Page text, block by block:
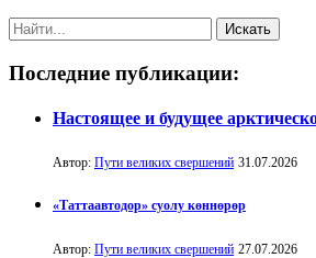
Последние публикации:
Настоящее и будущее
Автор: Пути великих свершений 31.07.2026
«Таттаавтодор» суолу көннөрөр
Автор: Пути великих свершений 27.07.2026